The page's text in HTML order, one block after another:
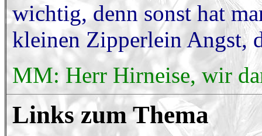
wichtig, denn sonst hat
kleinen Zipperlein Angst,
MM: Herr Hirneise, wir
Links zum Thema